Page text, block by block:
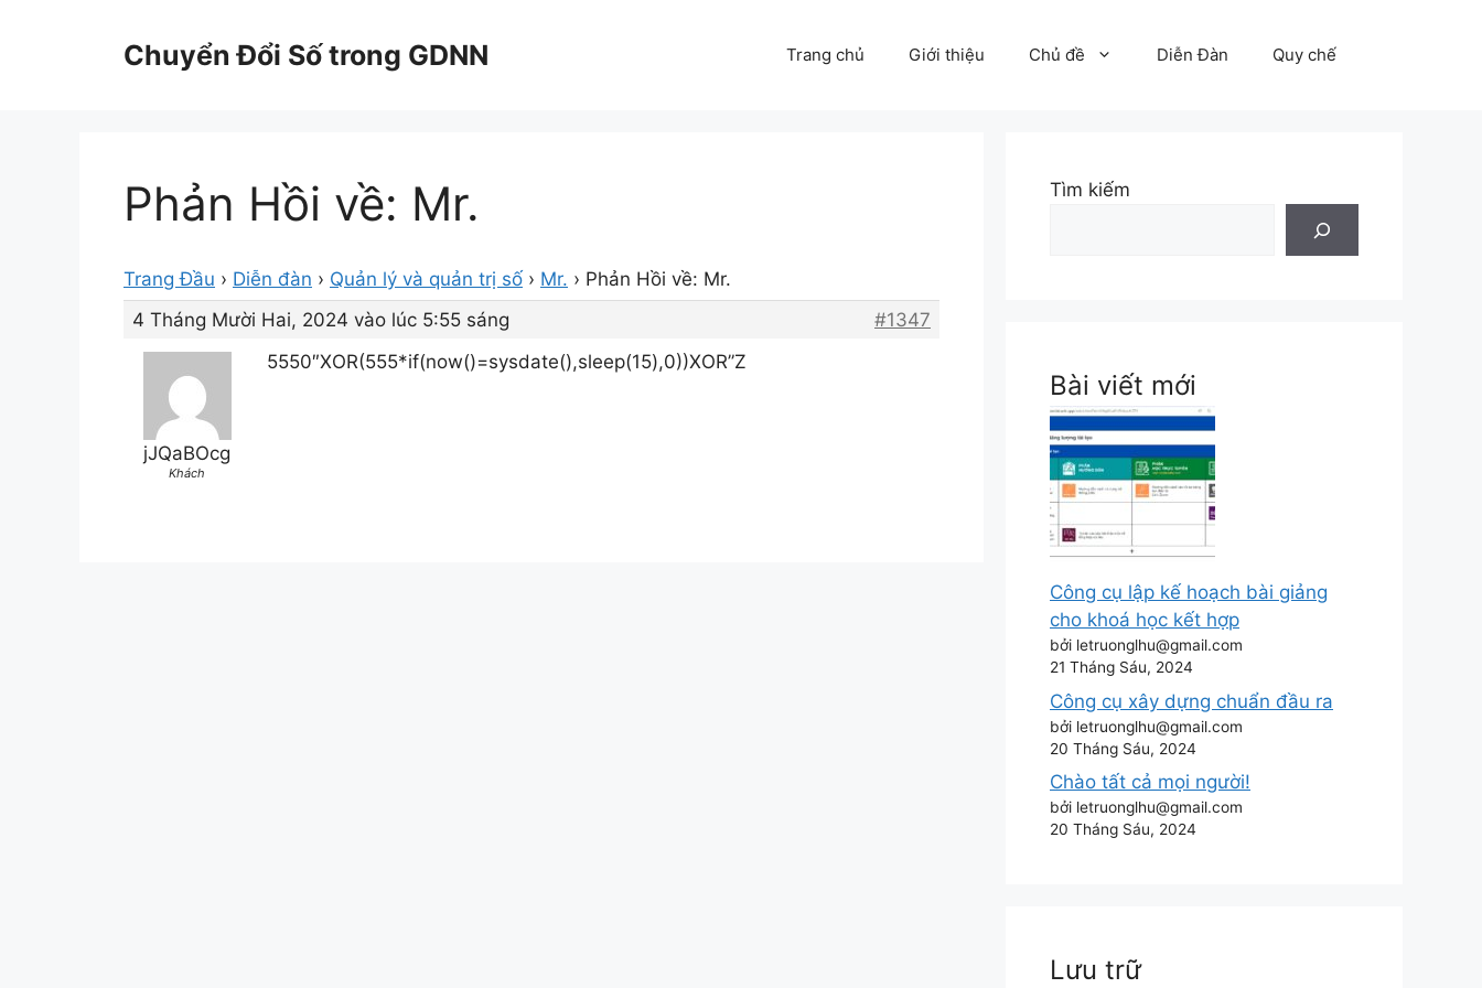
Chuyển Đổi Số trong GDNN Trang chủ Giới thiệu Chủ đề Diễn Đàn Quy chế
Phản Hồi về: Mr.
Trang Đầu › Diễn đàn › Quản lý và quản trị số › Mr. › Phản Hồi về: Mr.
4 Tháng Mười Hai, 2024 vào lúc 5:55 sáng
#1347
jJQaBOcg
Khách
5550″XOR(555*if(now()=sysdate(),sleep(15),0))XOR”Z
Tìm kiếm
Bài viết mới
Công cụ lập kế hoạch bài giảng
cho khoá học kết hợp
bởi letruonglhu@gmail.com
21 Tháng Sáu, 2024
Công cụ xây dựng chuẩn đầu ra
bởi letruonglhu@gmail.com
20 Tháng Sáu, 2024
Chào tất cả mọi người!
bởi letruonglhu@gmail.com
20 Tháng Sáu, 2024
Lưu trữ